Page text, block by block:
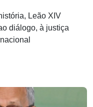
Leão XIV
diálogo, à justiça